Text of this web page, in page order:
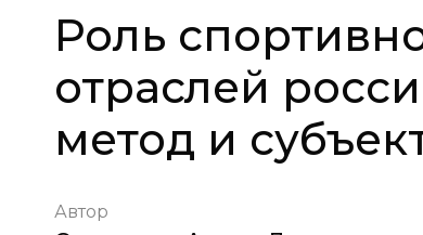
Роль
отраслей
метод и
Автор